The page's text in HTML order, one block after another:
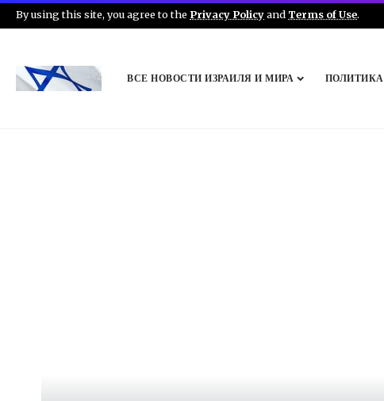
By using this site, you agree to the Privacy Policyand Terms of Use.
ВСЕ НОВОСТИ ИЗРАИЛЯ И МИРА ПОЛИТИКА